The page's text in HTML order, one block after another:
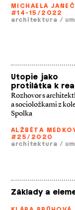
MICHAELA
#14-15/2022
architektura /
Utopie jako
protilátka k
Rozhovor s
a socioložkami z
Spolka
ALŽBĚTA
#25/2020
architektura /
Základy a